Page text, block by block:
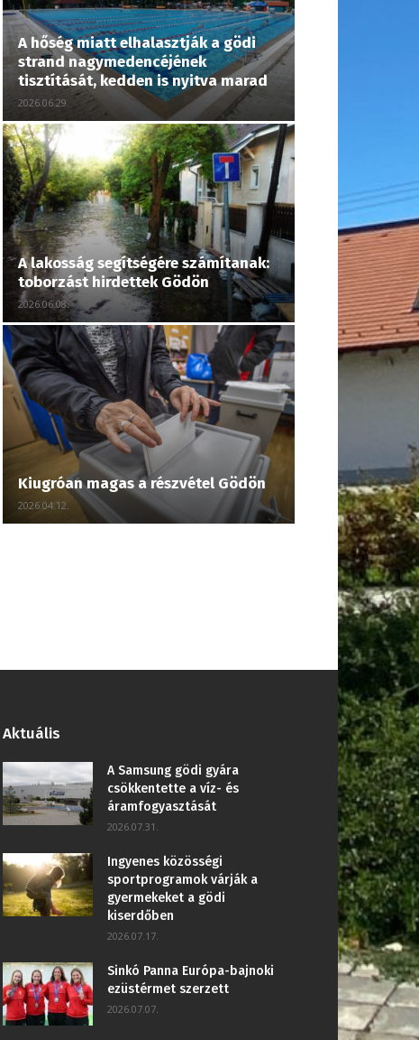
A hőség miatt elhalasztják a gödi
strand nagymedencéjének
tisztítását, kedden is nyitva marad
2026.06.29.
A lakosság segítségére számítanak:
toborzást hirdettek Gödön
2026.06.08.
Kiugróan magas a részvétel Gödön
2026.04.12.
Aktuális
A Samsung gödi gyára
csökkentette a víz- és
áramfogyasztását
2026.07.31.
Ingyenes közösségi
sportprogramok várják a
gyermekeket a gödi
kiserdőben
2026.07.17.
Sinkó Panna Európa-bajnoki
ezüstérmet szerzett
2026.07.07.